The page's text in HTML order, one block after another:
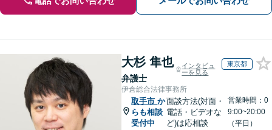
大杉 隼也
弁護士
インタビュ
ーを見る
東京都
伊倉総合法律事務所
取手市 か
らも相談
受付中
面談方法(対面・
電話・ビデオな
ど)は応相談
営業時間：0
9:00~20:00
（平日）